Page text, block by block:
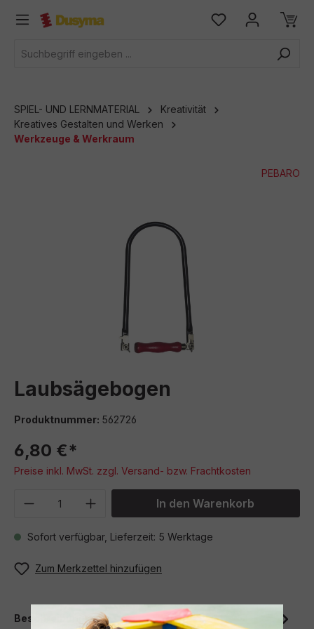
springen
SPIEL- UND LERNMATERIAL
Kreativität
Kreatives Gestalten und Werken
Werkzeuge & Werkraum
PEBARO
Laubsägebogen
Produktnummer: 562726
6,80 €*
Preise inkl. MwSt. zzgl. Versand- bzw. Frachtkosten
Produkt Anzahl: Gib denIn den Warenkorb
Sofort verfügbar, Lieferzeit: 5 Werktage
Zum Merkzettel hinzufügen
Beschreibung